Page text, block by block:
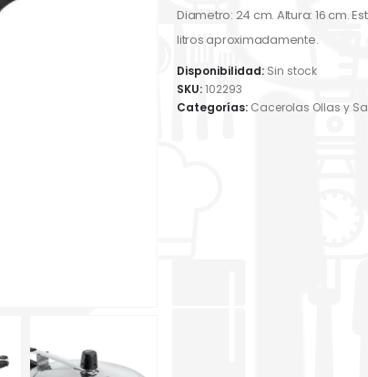
Diametro: 24 cm. Altura: 16 cm.
litros aproximadamente.
Disponibilidad: Sin stock
SKU:102293
Categorías: Cacerolas Ollas y